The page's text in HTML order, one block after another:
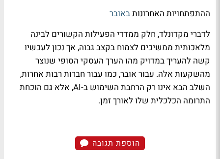
ההתפתחויות האחרונותבאובר
לדברי מקדונלד, חלק ממדדי הפעילות הקשורים לבינה
מלאכותית ממשיכים לצמוח בקצב גבוה, אך נכון לעכשיו
קשה להעריך במדויק מהו הערך העסקי הסופי שנוצר
מהשקעות אלה. עבור אובר, כמו עבור חברות רבות אחרות,
השלב הבא אינו רק הרחבת השימוש ב-AI, אלא גם הוכחת
התרומה הכלכלית שלו לאורך זמן.
הוספת תגובה